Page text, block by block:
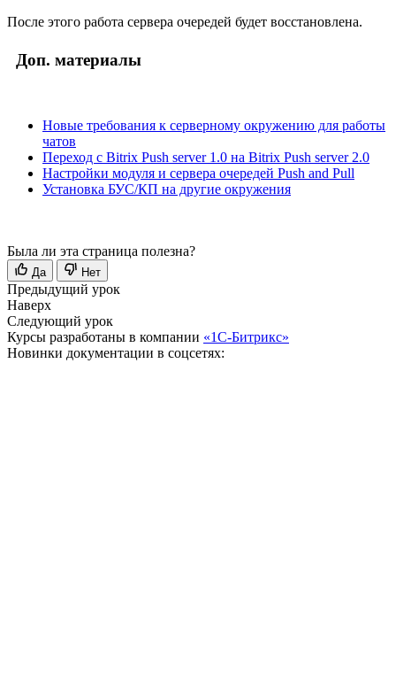
После этого работа сервера очередей будет восстановлена.
Доп. материалы
Новые требования к серверному окружению для работы
чатов
Переход с Bitrix Push server 1.0 на Bitrix Push server 2.0
Настройки модуля и сервера очередей Push and Pull
Установка БУС/КП на другие окружения
Была ли эта страница полезна?
Да Нет
Предыдущий урок
Наверх
Следующий урок
Курсы разработаны в компании «1С-Битрикс»
Новинки документации в соцсетях: